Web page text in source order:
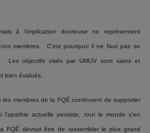
à l’implication douteuse ne représentent
membres. C’est pourquoi il ne faut pas se
Les objectifs visés par UMUV sont sains et
bien évalués.
membres de la FQÉ continuent de supporter
actuelle persiste, tout le monde s’en
FQÉ devrait être de rassembler le plus grand